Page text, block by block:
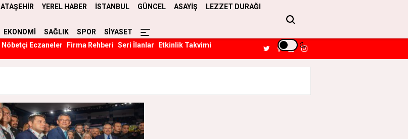
ATAŞEHİR YEREL HABER İSTANBUL GÜNCEL ASAYİŞ LEZZET DURAĞI
EKONOMİ SAĞLIK SPOR
SİYASET
Nöbetçi Eczaneler Firma Rehberi Seri İlanlar
Etkinlik Takvimi